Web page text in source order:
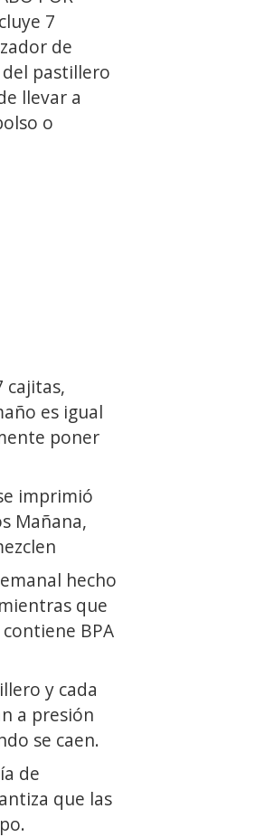
7
de
pastillero
llevar a
o
cajitas,
es igual
poner
imprimió
Mañana,
hecho
que
BPA
y cada
a presión
se caen.
de
que las